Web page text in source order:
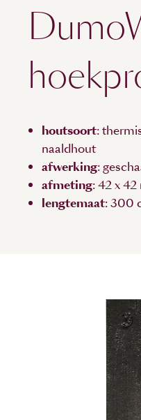
houtsoort:
naaldhout
afwerking:
afmeting: 42 x
lengtemaat: 300